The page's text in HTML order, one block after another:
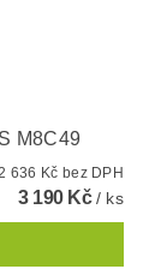
M8C49
2 636 Kč bez DPH
3 190 Kč/ ks